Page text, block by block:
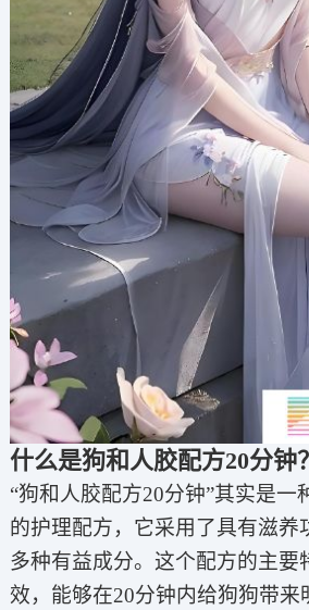
什么是狗和人胶配方20分钟？
“狗和人胶配方20分钟”其实是一
的护理配方，它采用了具有滋养
多种有益成分。这个配方的主要
效，能够在20分钟内给狗狗带来